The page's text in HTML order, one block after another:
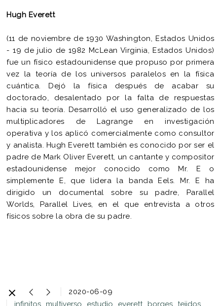
Hugh Everett
(11 de noviembre de 1930 Washington, Estados Unidos
- 19 de julio de 1982 McLean Virginia, Estados Unidos)
fue un físico estadounidense que propuso por primera
vez la teoría de los universos paralelos en la física
cuántica. Dejó la física después de acabar su
doctorado, desalentado por la falta de respuestas
hacia su teoría.​ Desarrolló el uso generalizado de los
multiplicadores de Lagrange en investigación
operativa y los aplicó comercialmente como consultor
y analista. Hugh Everett también es conocido por ser el
padre de Mark Oliver Everett, un cantante y compositor
estadounidense mejor conocido como Mr. E o
simplemente E, que lidera la banda Eels. Mr. E ha
dirigido un documental sobre su padre, Parallel
Worlds, Parallel Lives, en el que entrevista a otros
físicos sobre la obra de su padre.
2020-06-09
infinitos
multiverso estudio everett borges tejidos